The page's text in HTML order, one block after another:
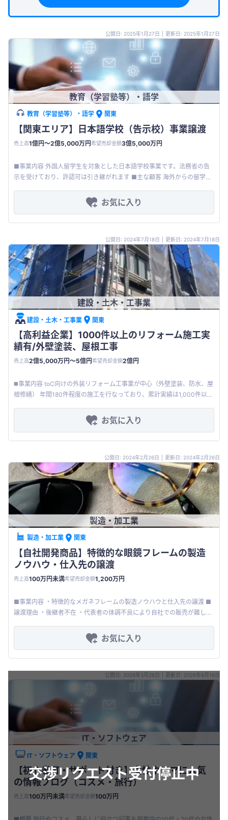
公開日: 2025年1月27日 更新日: 2025年1月27日
教育（学習塾等）・語学
教育（学習塾等）・語学 関東
【関東エリア】日本語学校（告示校）事業譲渡
売上高1億円〜2億5,000万円希望売却金額3億5,000万円
■事業内容 外国人留学生を対象とした日本語学校事業です。法務省の告
示を受けており、許認可は引き継がれます ■主な顧客 海外からの留学生
お気に入り
公開日: 2024年7月18日 更新日: 2024年7月18日
建設・土木・工事業
建設・土木・工事業 関東
【高利益企業】1000件以上のリフォーム施工実
績有/外壁塗装、屋根工事
売上高2億5,000万円〜5億円希望売却金額2億円
◼️事業内容 toC向けの外装リフォーム工事業が中心（外壁塗装、防水、屋
根修繕） 年間180件程度の施工を行なっており、累計実績は1,000件以
お気に入り
公開日: 2024年2月26日 更新日: 2024年2月26日
製造・加工業
製造・加工業 関東
【自社開発商品】特徴的な眼鏡フレームの製造
ノウハウ・仕入先の譲渡
売上高100万円未満希望売却金額1,200万円
■事業内容 ・特徴的なメガネフレームの製造ノウハウと仕入先の譲渡 ■
譲渡理由 ・後継者不在 ・代表者の体調不良により自社での販売が難しい
お気に入り
交渉リクエスト受付停止中
公開日: 2026年3月26日 更新日: 2026年6月16日
IT・ソフトウェア
IT・ソフトウェア 関東
【初心者可・サポート付き】女性やママに人気
の情報ブログ（コスメ・旅行）
売上高100万円未満希望売却金額100万円